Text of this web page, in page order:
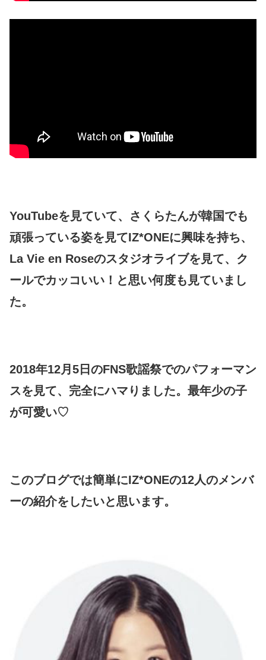
YouTubeを見ていて、さくらたんが韓国でも
頑張っている姿を見てIZ*ONEに興味を持ち、
La Vie en Roseのスタジオライブを見て、ク
ールでカッコいい！と思い何度も見ていまし
た。
2018年12月5日のFNS歌謡祭でのパフォーマン
スを見て、完全にハマりました。最年少の子
が可愛い♡
このブログでは簡単にIZ*ONEの12人のメンバ
ーの紹介をしたいと思います。